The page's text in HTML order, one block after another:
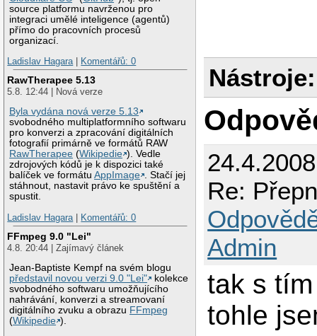
source platformu navrženou pro
integraci umělé inteligence (agentů)
přímo do pracovních procesů
organizací.
Ladislav Hagara| Komentářů: 0
RawTherapee 5.13
5.8. 12:44 | Nová verze
Byla vydána nová verze 5.13
svobodného multiplatformního softwaru
pro konverzi a zpracování digitálních
fotografií primárně ve formátů RAW
RawTherapee (Wikipedie ). Vedle
zdrojových kódů je k dispozici také
balíček ve formátuAppImage . Stačí jej
stáhnout, nastavit právo ke spuštění a
spustit.
Ladislav Hagara| Komentářů: 0
FFmpeg 9.0 "Lei"
4.8. 20:44 | Zajímavý článek
Jean-Baptiste Kempf na svém blogu
představil novou verzi 9.0 "Lei"
kolekce
svobodného softwaru umožňujícího
nahrávání, konverzi a streamovaní
digitálního zvuku a obrazu FFmpeg
(Wikipedie ).
Nástroje:
Re:
Admin
tak s
tohle